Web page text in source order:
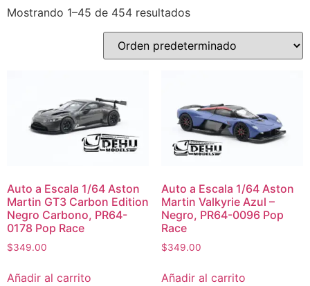
Mostrando 1–45 de 454 resultados
Auto a Escala 1/64 Aston
Martin GT3 Carbon Edition
Negro Carbono, PR64-
0178 Pop Race
$349.00
Añadir al carrito
Auto a Escala 1/64 Aston
Martin Valkyrie Azul –
Negro, PR64-0096 Pop
Race
$349.00
Añadir al carrito